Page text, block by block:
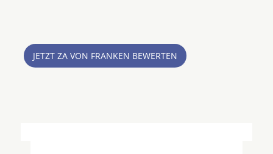
JETZT ZA VON FRANKEN BEWERTEN